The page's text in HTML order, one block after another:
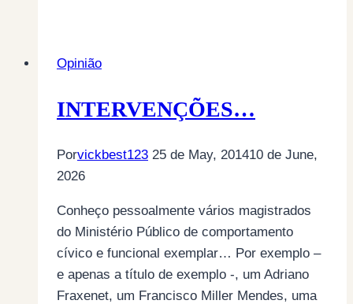
PORTUGUESA…
O
PIA…
Opinião
INTERVENÇÕES…
Porvickbest123 25 de May, 201410 de June,
2026
Conheço pessoalmente vários magistrados
do Ministério Público de comportamento
cívico e funcional exemplar… Por exemplo –
e apenas a título de exemplo -, um Adriano
Fraxenet, um Francisco Miller Mendes, uma